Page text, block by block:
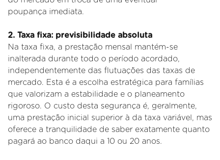
poupança imediata.
2. Taxa fixa: previsibilidade absoluta
Na taxa fixa, a prestação mensal mantém-se
inalterada durante todo o período acordado,
independentemente das flutuações das taxas de
mercado. Esta é a escolha estratégica para famílias
que valorizam a estabilidade e o planeamento
rigoroso. O custo desta segurança é, geralmente,
uma prestação inicial superior à da taxa variável, mas
oferece a tranquilidade de saber exatamente quanto
pagará ao banco daqui a 10 ou 20 anos.